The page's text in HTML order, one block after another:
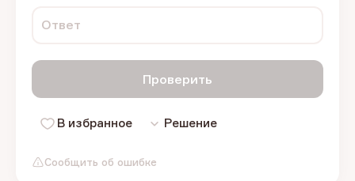
Сообщить об ошибке
Ответ
Проверить
В избранное Решение